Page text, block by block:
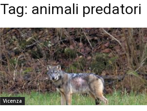
Tag: animali predatori
Vicenza